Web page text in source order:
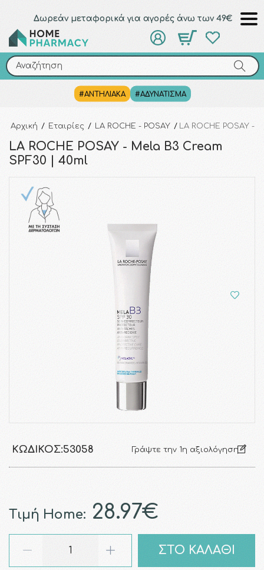
Δωρεάν μεταφορικά για αγορές άνω των 49€
Αναζήτηση
#ΑΝΤΗΛΙΑΚΑ #ΑΔΥΝΑΤΙΣΜΑ
Αναζήτηση
Αρχική / Εταιρίες / LA ROCHE - POSAY / LA ROCHE POSAY -
LA ROCHE POSAY - Mela B3 Cream
SPF30 | 40ml
ΚΩΔΙΚΌΣ:53058 Γράψτε την 1η αξιολόγηση
Τιμή Home: 28.97€
ΣΤΟ ΚΑΛΑΘΙ